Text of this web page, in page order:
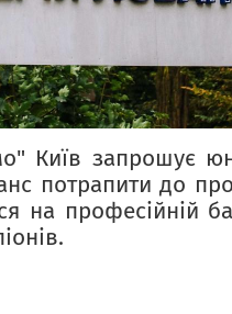
Київ запрошує
потрапити до
на професійній